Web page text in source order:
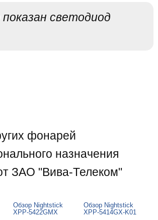
светодиод
фонарей
назначения
ЗАО "Вива-Телеком"
Обзор Nightstick
XPP-5422GMX
Обзор Nightstick
XPP-5414GX-K01